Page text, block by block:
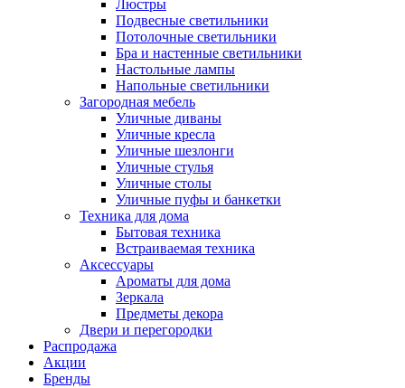
Люстры
Подвесные светильники
Потолочные светильники
Бра и настенные светильники
Настольные лампы
Напольные светильники
Загородная мебель
Уличные диваны
Уличные кресла
Уличные шезлонги
Уличные стулья
Уличные столы
Уличные пуфы и банкетки
Техника для дома
Бытовая техника
Встраиваемая техника
Аксессуары
Ароматы для дома
Зеркала
Предметы декора
Двери и перегородки
Распродажа
Акции
Бренды